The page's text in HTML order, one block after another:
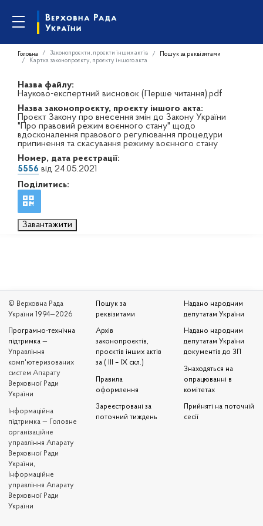
Головна Законопроєкти, проєкти інших актів
Пошук за реквізитами
Картка законопроєкту, проєкту іншого акта
Назва файлу:
Науково-експертний висновок (Перше читання).pdf
Назва законопроєкту, проєкту іншого акта:
Проєкт Закону про внесення змін до Закону України
"Про правовий режим воєнного стану" щодо
вдосконалення правового регулювання процедури
припинення та скасування режиму воєнного стану
Номер, дата реєстрації:
5556 від 24.05.2021
Поділитись:
Завантажити
© Верховна Рада
України 1994—2026
Програмно-технічна
підтримка —
Управління
комп'ютеризованих
систем Апарату
Верховної Ради
України
Iнформаційна
підтримка — Головне
організаційне
управління Апарату
Верховної Ради
України,
Інформаційне
управління Апарату
Верховної Ради
України
Пошук за
реквізитами
Архів
законопроєктів,
проєктів інших актів
за ( III – IX скл.)
Правила
оформлення
Зареєстровані за
поточний тиждень
Надано народним
депутатам України
Надано народним
депутатам України
документів до ЗП
Знаходяться на
опрацюванні в
комітетах
Прийняті на поточній
сесії